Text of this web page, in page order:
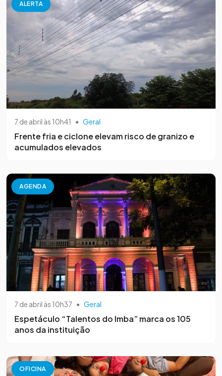
ALERTA
7 de abril às 10h41 • Geral
Frente fria e ciclone elevam risco de granizo e
acumulados elevados
AGENDA
7 de abril às 10h37 • Geral
Espetáculo “Talentos do Imba” marca os 105
anos da instituição
OFICINA